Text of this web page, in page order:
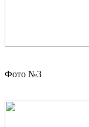
Фото №3